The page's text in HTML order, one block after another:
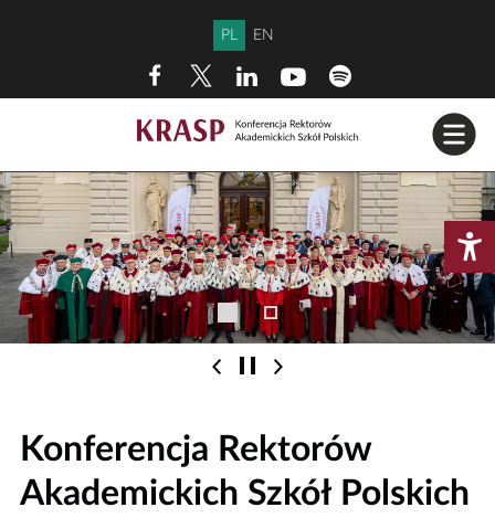
PL EN
Konferencja Rektorów
Akademickich Szkół Polskich